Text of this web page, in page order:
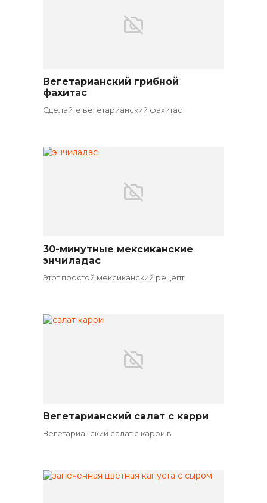
Вегетарианские закуски
Вегетарианский грибной
фахитас
Сделайте вегетарианский фахитас
Вегетарианские закуски
30-минутные мексиканские
энчиладас
Этот простой мексиканский рецепт
Вегетарианские салаты
Вегетарианский салат с карри
Вегетарианский салат с карри в